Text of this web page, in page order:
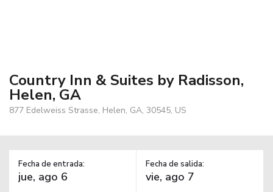
Country Inn & Suites by Radisson,
Helen, GA
877 Edelweiss Strasse, Helen, GA, 30545, US
Fecha de entrada: Fecha de salida: